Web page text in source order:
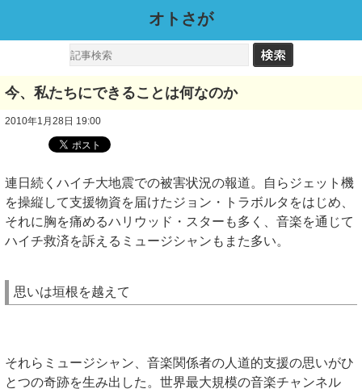
オトさが
今、私たちにできることは何なのか
2010年1月28日 19:00
連日続くハイチ大地震での被害状況の報道。自らジェット機
を操縦して支援物資を届けたジョン・トラボルタをはじめ、
それに胸を痛めるハリウッド・スターも多く、音楽を通じて
ハイチ救済を訴えるミュージシャンもまた多い。
思いは垣根を越えて
それらミュージシャン、音楽関係者の人道的支援の思いがひ
とつの奇跡を生み出した。世界最大規模の音楽チャンネル